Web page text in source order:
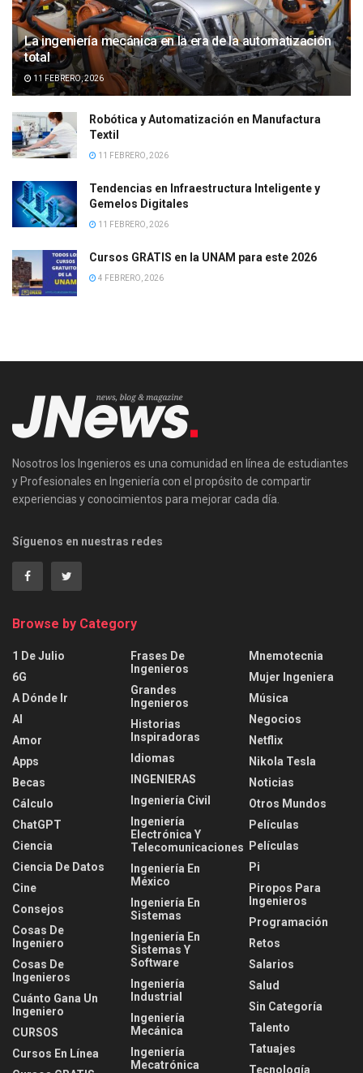
La ingeniería mecánica en la era de la automatización
total
11 FEBRERO, 2026
Robótica y Automatización en Manufactura
Textil
11 FEBRERO, 2026
Tendencias en Infraestructura Inteligente y
Gemelos Digitales
11 FEBRERO, 2026
Cursos GRATIS en la UNAM para este 2026
4 FEBRERO, 2026
Nosotros los Ingenieros es una comunidad en línea de estudiantes
y Profesionales en Ingeniería con el propósito de compartir
experiencias y conocimientos para mejorar cada día.
Síguenos en nuestras redes
Browse by Category
1 De Julio
6G
A Dónde Ir
AI
Amor
Apps
Becas
Cálculo
ChatGPT
Ciencia
Ciencia De Datos
Cine
Consejos
Cosas De
Ingeniero
Cosas De
Ingenieros
Cuánto Gana Un
Ingeniero
CURSOS
Cursos En Línea
Frases De
Ingenieros
Grandes
Ingenieros
Historias
Inspiradoras
Idiomas
INGENIERAS
Ingeniería Civil
Ingeniería
Electrónica Y
Telecomunicaciones
Ingeniería En
México
Ingeniería En
Sistemas
Ingeniería En
Sistemas Y
Software
Ingeniería
Industrial
Ingeniería
Mecánica
Ingeniería
Mecatrónica
Mnemotecnia
Mujer Ingeniera
Música
Negocios
Netflix
Nikola Tesla
Noticias
Otros Mundos
Películas
Películas
Pi
Piropos Para
Ingenieros
Programación
Retos
Salarios
Salud
Sin Categoría
Talento
Tatuajes
Tecnología